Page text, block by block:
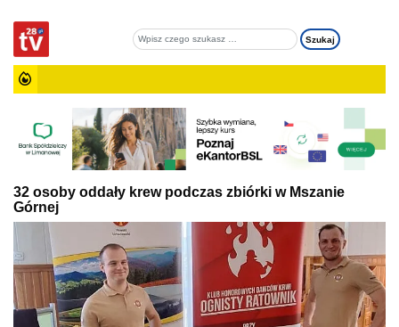
32 osoby oddały krew podczas zbiórki w Mszanie
Górnej